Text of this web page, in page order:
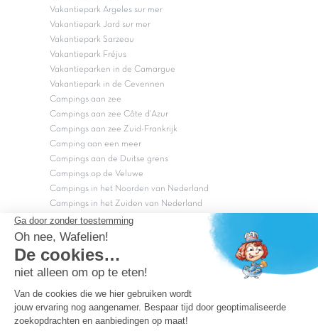
Vakantiepark Argeles sur mer
Vakantiepark Jard sur mer
Vakantiepark Sarzeau
Vakantiepark Fréjus
Vakantieparken in de Camargue
Vakantiepark in de Cevennen
Campings aan zee
Campings aan zee Côte d'Azur
Campings aan zee Zuid-Frankrijk
Camping aan een meer
Campings aan de Duitse grens
Campings op de Veluwe
Campings in het Noorden van Nederland
Campings in het Zuiden van Nederland
Copyright Capfun 2026 ©
Bij Capfun solliciteren
Veelgestelde vragen
Dutchbox Vakantiepark
Superdeals
Capfun in de media
Carabouille.nl